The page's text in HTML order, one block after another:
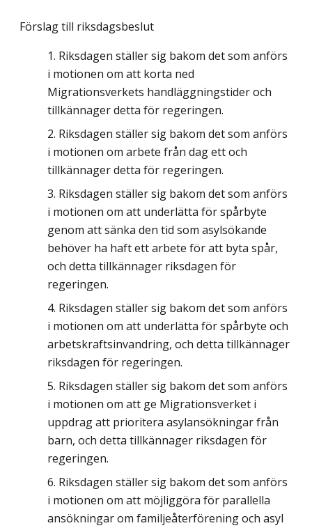
Förslag till riksdagsbeslut
Riksdagen ställer sig bakom det som anförs
i motionen om att korta ned
Migrationsverkets handläggningstider och
tillkännager detta för regeringen.
Riksdagen ställer sig bakom det som anförs
i motionen om arbete från dag ett och
tillkännager detta för regeringen.
Riksdagen ställer sig bakom det som anförs
i motionen om att underlätta för spårbyte
genom att sänka den tid som asylsökande
behöver ha haft ett arbete för att byta spår,
och detta tillkännager riksdagen för
regeringen.
Riksdagen ställer sig bakom det som anförs
i motionen om att underlätta för spårbyte och
arbetskraftsinvandring, och detta tillkännager
riksdagen för regeringen.
Riksdagen ställer sig bakom det som anförs
i motionen om att ge Migrationsverket i
uppdrag att prioritera asylansökningar från
barn, och detta tillkännager riksdagen för
regeringen.
Riksdagen ställer sig bakom det som anförs
i motionen om att möjliggöra för parallella
ansökningar om familjeåterförening och asyl